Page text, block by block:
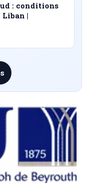
: conditions
|